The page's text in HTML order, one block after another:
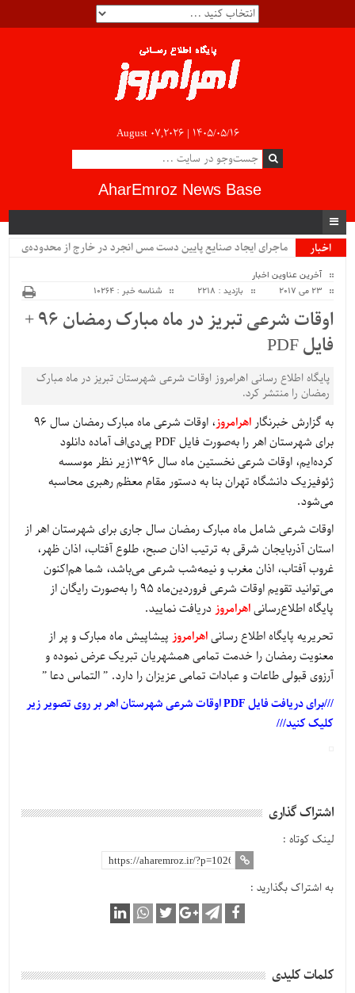
August 07,2026 | ۱۴۰۵/۰۵/۱۶
AharEmroz News Base
اخبار
ماجرای ایجاد صنایع پایین دست مس انجرد در خارج از محدوده‌ی
آخرین عناوین اخبار
23 می 2017
بازدید : 2218 شناسه خبر : 10264
اوقات شرعی تبریز در ماه مبارک رمضان 96 +
فایل PDF
پایگاه اطلاع رسانی اهرامروز اوقات شرعی شهرستان تبریز در ماه مبارک
رمضان را منتشر کرد.
به گزارش خبرنگاراهرامروز
، اوقات شرعی ماه مبارک رمضان سال ۹۶
برای شهرستان اهر را به‌صورت فایل PDF پی‌دی‌اف آماده دانلود
کرده‌ایم، اوقات شرعی نخستین ماه سال ۱۳۹۶زیر نظر موسسه
ژئوفیزیک دانشگاه تهران بنا به دستور مقام معظم رهبری محاسبه
می‌شود.
اوقات شرعی شامل ماه مبارک رمضان سال جاری برای شهرستان اهر از
استان آذربایجان شرقی به ترتیب اذان صبح، طلوع آفتاب، اذان ظهر،
غروب آفتاب، اذان مغرب و نیمه‌شب شرعی می‌باشد، شما هم‌اکنون
می‌توانید تقویم اوقات شرعی فروردین‌ماه ۹۵ را به‌صورت رایگان از
پایگاه اطلاع‌رسانیاهرامروز دریافت نمایید.
تحریریه پایگاه اطلاع رسانیاهرامروز پیشاپیش ماه مبارک و پر از
معنویت رمضان را خدمت تمامی همشهریان تبریک عرض نموده و
آرزوی قبولی طاعات و عبادات تمامی عزیزان را دارد. ” التماس دعا ”
///برای دریافت فایل PDF اوقات شرعی شهرستان اهر بر روی تصویر زیر
کلیک کنید///
اشتراک گذاری
لینک کوتاه :
به اشتراک بگذارید :
کلمات کلیدی